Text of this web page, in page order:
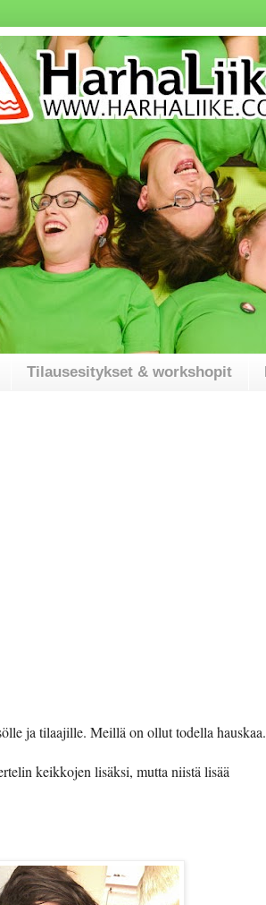
Tilausesitykset & workshopit
ja tilaajille. Meillä on ollut todella hauskaa.
keikkojen lisäksi, mutta niistä lisää